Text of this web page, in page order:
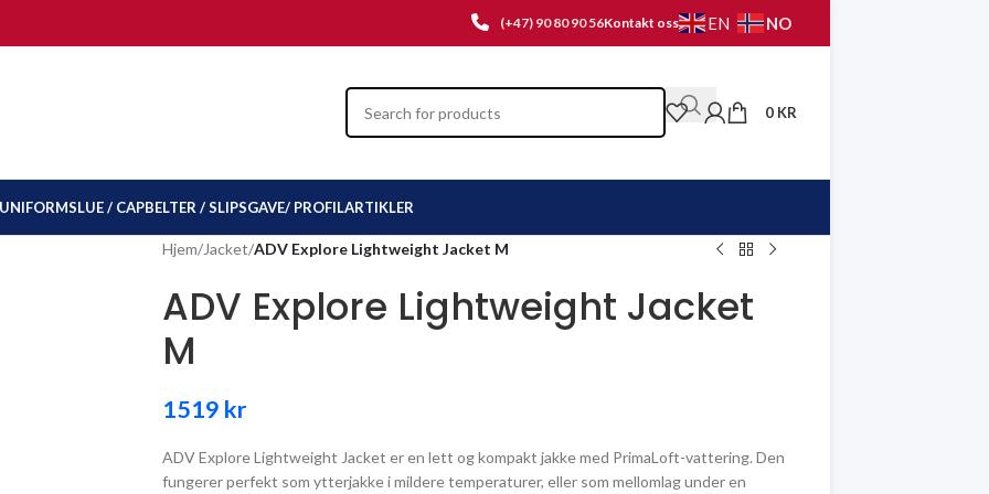
(+47) 90 80 90 56Kontakt oss EN NO
0 KR
UNIFORMSLUE / CAPBELTER / SLIPSGAVE/ PROFILARTIKLER
Hjem/Jacket/ADV Explore Lightweight Jacket M
ADV Explore Lightweight Jacket
M
1519 kr
ADV Explore Lightweight Jacket er en lett og kompakt jakke med PrimaLoft-vattering. Den
fungerer perfekt som ytterjakke i mildere temperaturer, eller som mellomlag under en